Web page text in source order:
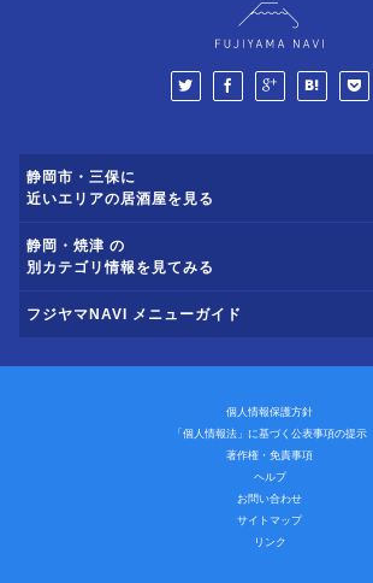
静岡市・三保に
近いエリアの居酒屋を見る
静岡・焼津 の
別カテゴリ情報を見てみる
フジヤマNAVI メニューガイド
個人情報保護方針
「個人情報法」に基づく公表事項の提示
著作権・免責事項
ヘルプ
お問い合わせ
サイトマップ
リンク